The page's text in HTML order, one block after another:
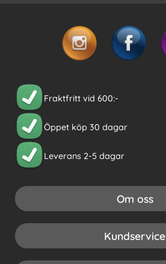
Fraktfritt vid 600:-
Öppet köp 30 dagar
Leverans 2-5 dagar
Om oss
Kundservice